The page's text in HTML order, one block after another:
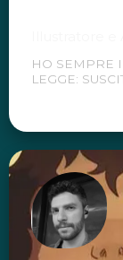
HO SEMPRE
LEGGE: